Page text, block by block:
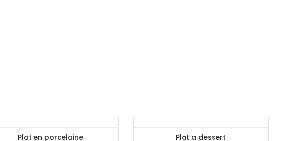
Plat en porcelaine Plat a dessert